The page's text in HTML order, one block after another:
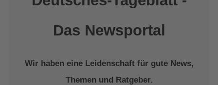
Das Newsportal
Wir haben eine Leidenschaft für gute News,
Themen und Ratgeber.